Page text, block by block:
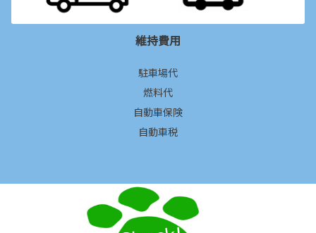
維持費用
駐車場代
燃料代
自動車保険
自動車税